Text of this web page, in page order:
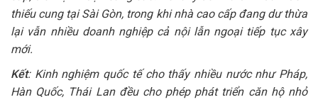
thiếu cung tại Sài Gòn, trong khi nhà cao cấp đang dư thừa
lại vẫn nhiều doanh nghiệp cả nội lẫn ngoại tiếp tục xây
mới.
Kết: Kinh nghiệm quốc tế cho thấy nhiều nước như Pháp,
Hàn Quốc, Thái Lan đều cho phép phát triển căn hộ nhỏ